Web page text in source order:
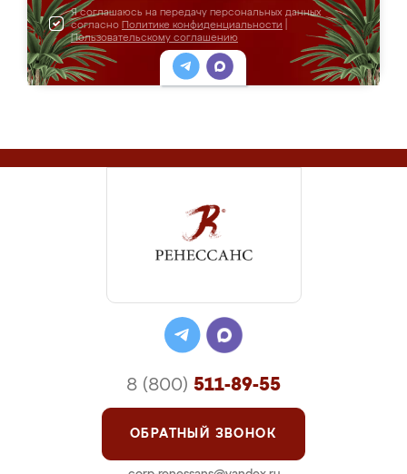
Я соглашаюсь на передачу персональных данных
согласно Политике конфиденциальности
Пользовательскому соглашению
8 (800) 511-89-55
ОБРАТНЫЙ ЗВОНОК